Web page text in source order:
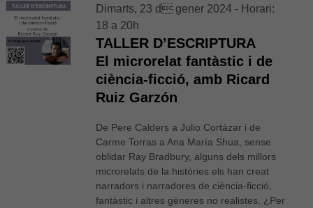
Dimarts, 23 d gener 2024 - Horari:
18 a 20h
TALLER D’ESCRIPTURA
El microrelat fantàstic i de
ciència-ficció, amb Ricard
Ruiz Garzón
De Pere Calders a Julio Cortázar i de
Carme Torras a Ana María Shua, sense
oblidar Ray Bradbury, alguns dels millors
microrelats de la històries els han creat
narradors i narradores de ciència-ficció,
fantàstic i altres gèneres no realistes. ¿Per